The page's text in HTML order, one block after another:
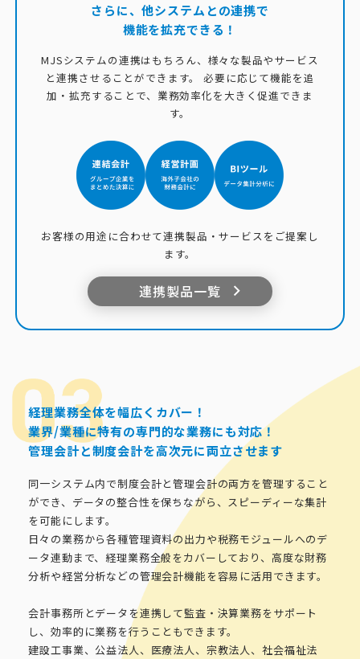
さらに、他システムとの連携で
機能を拡充できる！
MJSシステムの連携はもちろん、様々な製品やサービス
と連携させることができます。
必要に応じて機能を追
加・拡充することで、業務効率化を大きく促進できま
す。
お客様の用途に合わせて連携製品・サービスをご提案し
ます。
連携製品一覧
経理業務全体を幅広くカバー！
業界/業種に特有の専門的な業務にも対応！
管理会計と制度会計を高次元に両立させます
同一システム内で制度会計と管理会計の両方を管理すること
ができ、データの整合性を保ちながら、スピーディーな集計
を可能にします。
日々の業務から各種管理資料の出力や税務モジュールへのデ
ータ連動まで、経理業務全般をカバーしており、高度な財務
分析や経営分析などの管理会計機能を容易に活用できます。
会計事務所とデータを連携して監査・決算業務をサポート
し、効率的に業務を行うこともできます。
建設工事業、公益法人、医療法人、宗教法人、社会福祉法